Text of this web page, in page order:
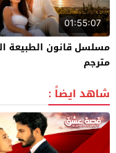
01:55:07
مترجم
شاهد ايضاً :